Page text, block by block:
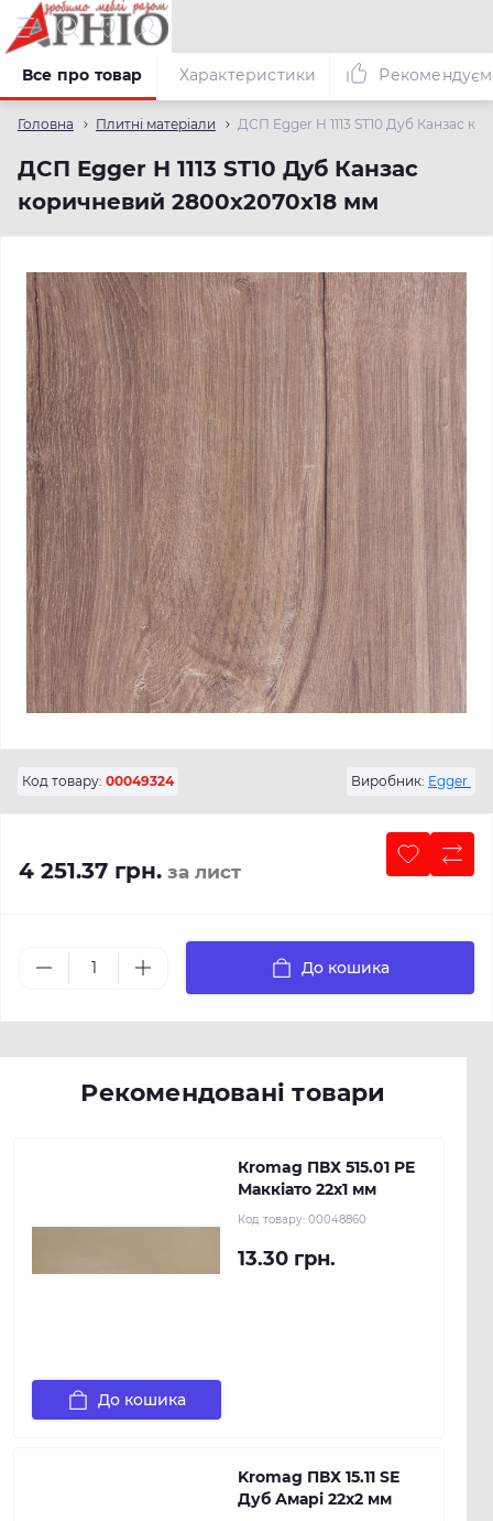
Головна Плитні матеріали ДСП Egger H 1113 ST10 Дуб Канзас
ДСП Egger H 1113 ST10 Дуб Канзас
коричневий 2800х2070х18 мм
Все про товар Характеристики
Код товару: 00049324 Виробник: Egger
4 251.37 грн. за лист
До кошика
Рекомендовані товари
Кromag ПВХ 515.01 PE
Маккіато 22х1 мм
Код товару: 00048860
13.30 грн.
До кошика
Kromag ПВХ 15.11 SЕ
Дуб Амарі 22х2 мм